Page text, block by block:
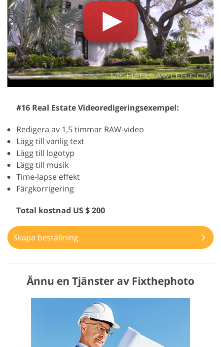
#16 Real Estate Videoredigeringsexempel:
Redigera av 1,5 timmar RAW-video
Lägg till vanlig text
Lägg till logotyp
Lägg till musik
Time-lapse effekt
Färgkorrigering
Total kostnad US $ 200
Skapa beställning
Ännu en Tjänster av Fixthephoto